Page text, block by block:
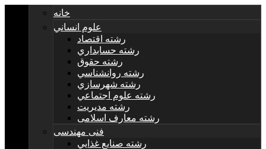
خانه
علوم انساني
رشته اقتصاد
رشته حسابداري
رشته حقوق
رشته روانشناسي
رشته شهرسازي
رشته علوم اجتماعي
رشته مديريت
رشته معارف اسلامی
فنی مهندسی
رشته صنايع غذايي